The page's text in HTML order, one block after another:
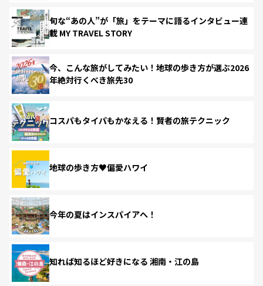
旬な“あの人”が「旅」をテーマに語るインタビュー連
載 MY TRAVEL STORY
今、こんな旅がしてみたい！地球の歩き方が選ぶ2026
年絶対行くべき旅先30
コスパもタイパもかなえる！賢者の旅テクニック
地球の歩き方♥偏愛ハワイ
今年の夏はインスパイアへ！
知れば知るほど好きになる 湘南・江の島